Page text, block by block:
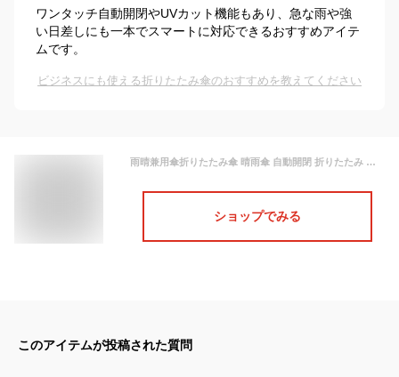
ワンタッチ自動開閉やUVカット機能もあり、急な雨や強
い日差しにも一本でスマートに対応できるおすすめアイテ
ムです。
ビジネスにも使える折りたたみ傘のおすすめを教えてください
雨晴兼用傘折りたたみ傘 晴雨傘 自動開閉 折りたたみ 日傘 UVカット 10本骨 軽量 逆さ傘 遮光率100% 涼しい メンズ レディース 紫外線防止 濡れない 男女兼用 おすすめ 旅行 レジャー スリム 細み 傘 ビジネス 通勤 耐強風 逆さ傘式 撥水
ショップでみる
このアイテムが投稿された質問